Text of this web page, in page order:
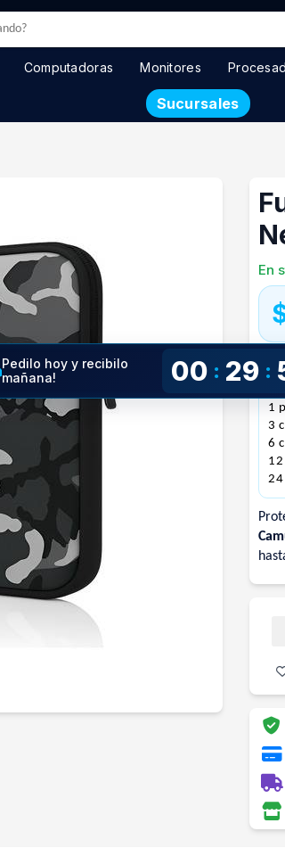
Computadoras Monitores
Sucursales
En
1
3
6
24
Pedilo hoy y recibilo
mañana!
00 : 29 :